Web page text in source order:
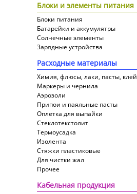
Блоки и элементы питания
Блоки питания
Батарейки и аккумулятры
Солнечные элементы
Зарядные устройства
Расходные материалы
Химия, флюсы, лаки, пасты, клей
Маркеры и чернила
Аэрозоли
Припои и паяльные пасты
Оплетка для выпайки
Cтеклотекстолит
Термоусадка
Изолента
Стяжки пластиковые
Для чистки жал
Прочее
Кабельная продукция